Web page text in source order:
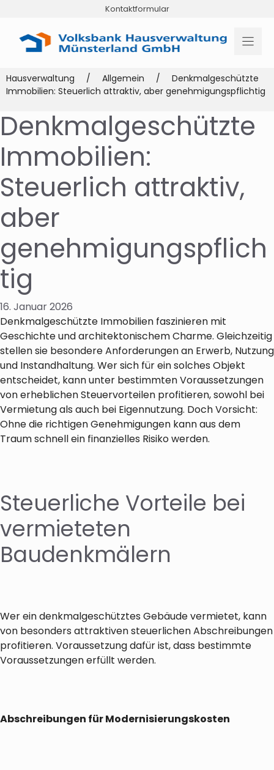
springen
Kontaktformular
Hausverwaltung / Allgemein /
Denkmalgeschützte
Immobilien: Steuerlich attraktiv, aber genehmigungspflichtig
Denkmalgeschützte
Immobilien:
Steuerlich attraktiv,
aber
genehmigungspflich
tig
16. Januar 2026
Denkmalgeschützte Immobilien faszinieren mit
Geschichte und architektonischem Charme. Gleichzeitig
stellen sie besondere Anforderungen an Erwerb, Nutzung
und Instandhaltung. Wer sich für ein solches Objekt
entscheidet, kann unter bestimmten Voraussetzungen
von erheblichen Steuervorteilen profitieren, sowohl bei
Vermietung als auch bei Eigennutzung. Doch Vorsicht:
Ohne die richtigen Genehmigungen kann aus dem
Traum schnell ein finanzielles Risiko werden.
Steuerliche Vorteile bei
vermieteten
Baudenkmälern
Wer ein denkmalgeschütztes Gebäude vermietet, kann
von besonders attraktiven steuerlichen Abschreibungen
profitieren. Voraussetzung dafür ist, dass bestimmte
Voraussetzungen erfüllt werden.
Abschreibungen für Modernisierungskosten